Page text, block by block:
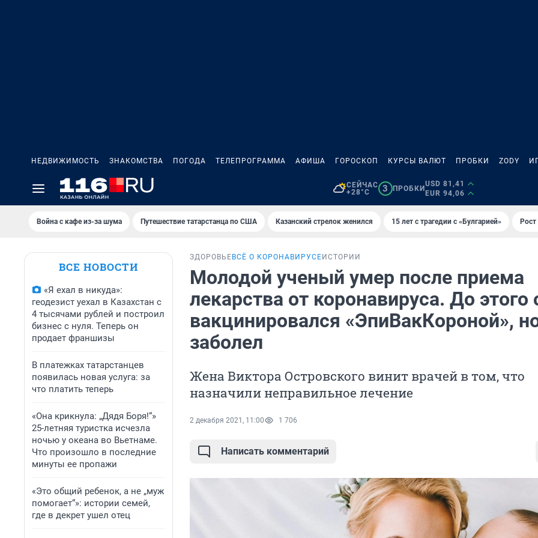
НЕДВИЖИМОСТЬ ЗНАКОМСТВА ПОГОДА ТЕЛЕПРОГРАММА АФИША ГОРОСКОП КУРСЫ ВАЛЮТ ПРОБКИ ZODY
СЕЙЧАС
+28°C
3 ПРОБКИ
USD 81,41
EUR 94,06
Война с кафе из-за шума Путешествие татарстанца по США Казанский стрелок женился 15 лет с трагедии с «Булгарией»
ВСЕ НОВОСТИ
«Я ехал в никуда»:
геодезист уехал в Казахстан с
4 тысячами рублей и построил
бизнес с нуля. Теперь он
продает франшизы
В платежках татарстанцев
появилась новая услуга: за
что платить теперь
«Она крикнула: „Дядя Боря!“»
25-летняя туристка исчезла
ночью у океана во Вьетнаме.
Что произошло в последние
минуты ее пропажи
«Это общий ребенок, а не „муж
помогает“»: истории семей,
где в декрет ушел отец
ЗДОРОВЬЕ ВСЁ О КОРОНАВИРУСЕ ИСТОРИИ
Молодой ученый умер после приема
лекарства от коронавируса. До этого
вакцинировался «ЭпиВакКороной»,
заболел
Жена Виктора Островского винит врачей в том, что
назначили неправильное лечение
2 декабря 2021, 11:00 1 706
Написать комментарий